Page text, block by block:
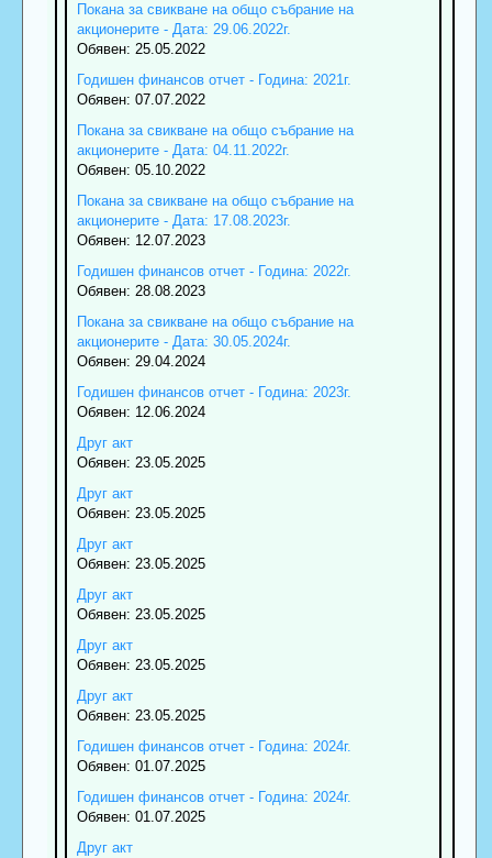
Покана за свикване на общо събрание на
акционерите - Дата: 29.06.2022г.
Обявен: 25.05.2022
Годишен финансов отчет - Година: 2021г.
Обявен: 07.07.2022
Покана за свикване на общо събрание на
акционерите - Дата: 04.11.2022г.
Обявен: 05.10.2022
Покана за свикване на общо събрание на
акционерите - Дата: 17.08.2023г.
Обявен: 12.07.2023
Годишен финансов отчет - Година: 2022г.
Обявен: 28.08.2023
Покана за свикване на общо събрание на
акционерите - Дата: 30.05.2024г.
Обявен: 29.04.2024
Годишен финансов отчет - Година: 2023г.
Обявен: 12.06.2024
Друг акт
Обявен: 23.05.2025
Друг акт
Обявен: 23.05.2025
Друг акт
Обявен: 23.05.2025
Друг акт
Обявен: 23.05.2025
Друг акт
Обявен: 23.05.2025
Друг акт
Обявен: 23.05.2025
Годишен финансов отчет - Година: 2024г.
Обявен: 01.07.2025
Годишен финансов отчет - Година: 2024г.
Обявен: 01.07.2025
Друг акт